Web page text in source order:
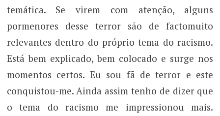
temática. Se virem com atenção, alguns
pormenores desse terror são de factomuito
relevantes dentro do próprio tema do racismo.
Está bem explicado, bem colocado e surge nos
momentos certos. Eu sou fã de terror e este
conquistou-me. Ainda assim tenho de dizer que
o tema do racismo me impressionou mais.